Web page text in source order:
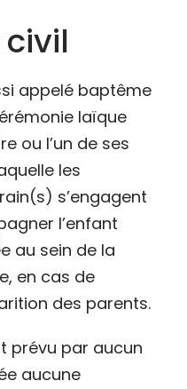
appelé baptême
laïque
ou l’un de ses
les
s’engagent
l’enfant
au sein de la
en cas de
des parents.
prévu par aucun
aucune